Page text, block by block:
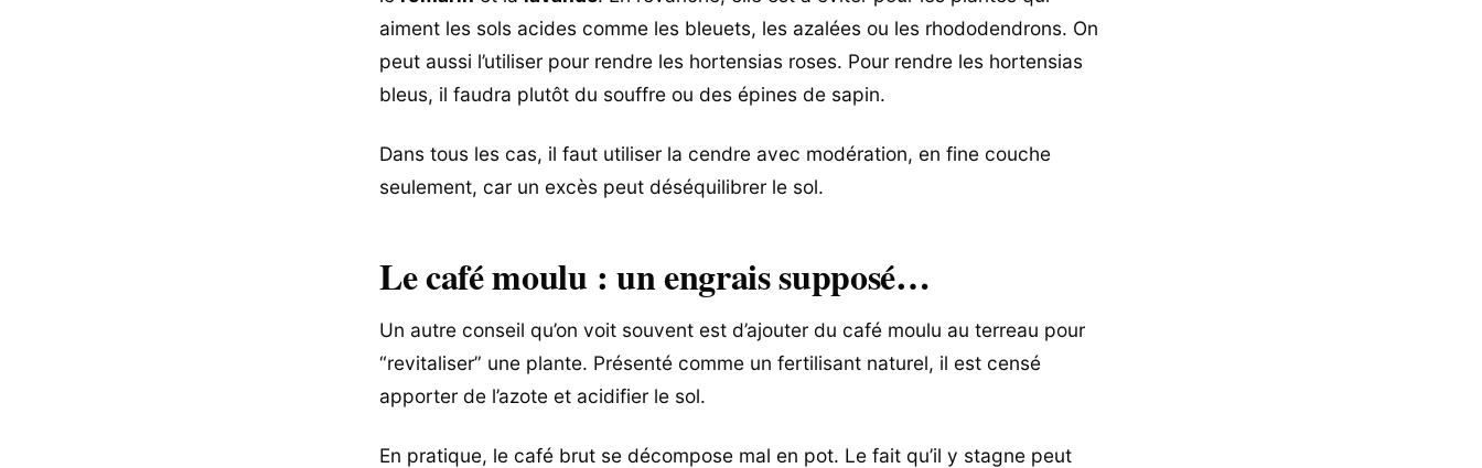
aiment les sols acides comme les bleuets, les azalées ou les rhododendrons. On
peut aussi l’utiliser pour rendre les hortensias roses. Pour rendre les hortensias
bleus, il faudra plutôt du souffre ou des épines de sapin.
Dans tous les cas, il faut utiliser la cendre avec modération, en fine couche
seulement, car un excès peut déséquilibrer le sol.
Le café moulu : un engrais supposé…
Un autre conseil qu’on voit souvent est d’ajouter du café moulu au terreau pour
“revitaliser” une plante. Présenté comme un fertilisant naturel, il est censé
apporter de l’azote et acidifier le sol.
En pratique, le café brut se décompose mal en pot. Le fait qu’il y stagne peut